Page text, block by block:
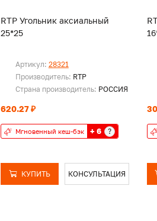
RTP Угольник аксиальный
25*25
Артикул: 28321
Производитель: RTP
Страна производитель: РОССИЯ
620.27 ₽
Мгновенный кеш-бэк + 6 ?
КУПИТЬ КОНСУЛЬТАЦИЯ